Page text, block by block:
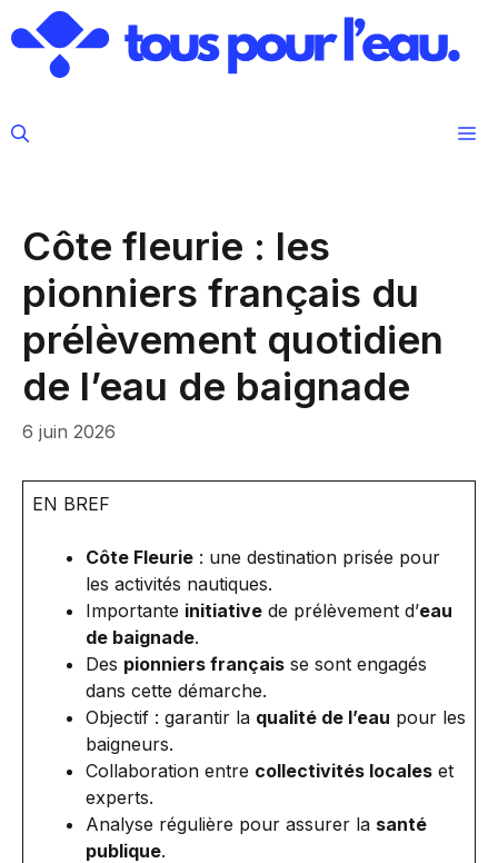
au
contenu
Côte fleurie : les
pionniers français du
prélèvement quotidien
de l’eau de baignade
6 juin 2026
EN BREF
Côte Fleurie : une destination prisée pour
les activités nautiques.
Importante initiative de prélèvement d’eau
de baignade.
Des pionniers français se sont engagés
dans cette démarche.
Objectif : garantir la qualité de l’eau pour les
baigneurs.
Collaboration entre collectivités locales et
experts.
Analyse régulière pour assurer la santé
publique.